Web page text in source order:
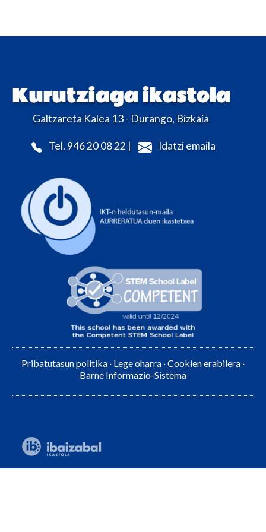
Kurutziaga ikastola
Galtzareta Kalea 13 - Durango, Bizkaia
Tel. 946 20 08 22 | Idatzi emaila
Pribatutasun politika · Lege oharra ·Cookien erabilera ·
Barne Informazio-Sistema